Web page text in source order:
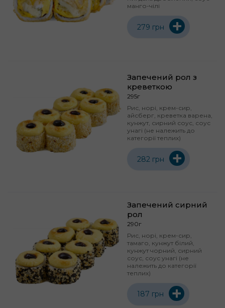
манго-чілі
279 грн +
Запечений рол з
креветкою
295г
Рис, норі, крем-сир,
айсберг, креветка варена,
кунжут, сирний соус, соус
унагі (не належить до
категорії теплих)
282 грн +
Запечений сирний
рол
290г
Рис, норі, крем-сир,
тамаго, кунжут білий,
кунжут чорний, сирний
соус, соус унагі (не
належить до категорії
теплих)
187 грн +